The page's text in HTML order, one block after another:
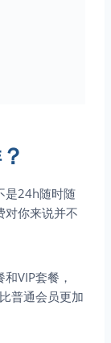
是24h随时随
对你来说并不
VIP套餐，
普通会员更加